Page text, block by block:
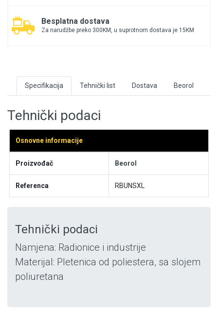
Besplatna dostava
Za narudžbe preko 300KM, u suprotnom dostava je 15KM
Specifikacija Tehnički list Dostava Beorol
Tehnički podaci
Osnovne informacije
Proizvođač Beorol
Referenca RBUNSXL
Tehnički podaci
Namjena: Radionice i industrije
Materijal: Pletenica od poliestera, sa slojem
poliuretana